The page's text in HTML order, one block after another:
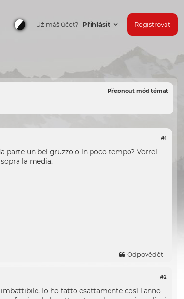
Už máš účet? Přihlásit Registrovat
Přepnout mód témat
#1
parte un bel gruzzolo in poco tempo? Vorrei
la media.
Odpovědět
#2
Io ho fatto esattamente così l'anno